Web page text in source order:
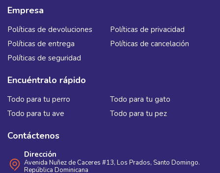
Empresa
Políticas de devoluciones
Políticas de privacidad
Políticas de entrega
Políticas de cancelación
Políticas de seguridad
Encuéntralo rápido
Todo para tu perro
Todo para tu gato
Todo para tu ave
Todo para tu pez
Contáctenos
Dirección
Avenida Nuñez de Caceres #13, Los Prados, Santo Domingo.
República Dominicana